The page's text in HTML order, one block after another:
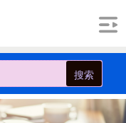
搜索